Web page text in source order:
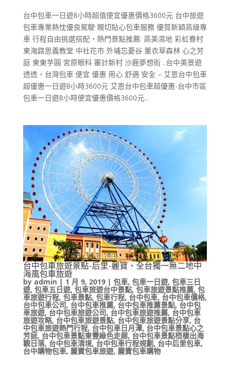
台中包車一日遊8小時超值便宜優惠價格3600元 台中旅遊
包車專業熱忱優良駕駛 親切貼心包車服務 優質新穎高級專
車 行程自由挑選搭配，熱門景點推薦: 高美濕地 彩虹眷村
東海路思義教堂 中社花市 外埔忘憂谷 薰衣草森林 心之芳
庭 東東芋圓 宮原眼科 審計新村 沙鹿夢想街 ..台中美景遊
透透，台灣包車 便宜 優惠 用心 舒適 安全 – 艾恩台中包車
超優惠一日遊8小時3600元 艾恩台中包車超優惠-台中市區
包車一日遊8小時便宜優惠價格3600元...
台中包車旅遊景點-后里-麗寶、全台獨一無二地中
海風包車旅遊
by admin | 1 月 9, 2019| 包車, 包車一日遊, 包車三日
遊, 包車五日遊, 包車旅遊台中景點, 包車旅遊景點推薦, 包
車旅遊行程, 包車景點, 包車行程, 台中包車, 台中包車價格,
台中包車公司, 台中包車推薦, 台中包車推薦景點, 台中包
車旅遊, 台中包車旅遊公司, 台中包車旅遊推薦, 台中包車
旅遊攻略, 台中包車旅遊景點, 台中包車旅遊景點分享, 台
中包車旅遊熱門行程, 台中包車日月潭, 台中包車景點心之
芳庭, 台中包車景點東豐綠色走廊, 台中包車景點梧棲出海
觀日落, 台中包車清境, 台中包車行程規劃, 台中后里包車,
台中購物包車, 麗寶包車旅遊, 麗寶包車購物